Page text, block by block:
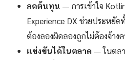
ลดต้นทุน — การเข้าใจ
Experience DX ช่วยประหยั
ต้องลองผิดลองถูกไม่ต้องจ้าง
แข่งขันได้ในตลาด — ในตล